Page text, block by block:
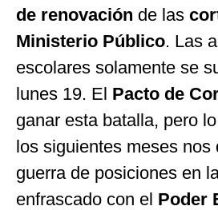
de renovación de las
Ministerio Público. Las
escolares solamente se
lunes 19. El Pacto de
ganar esta batalla, pero
los siguientes meses nos
guerra de posiciones en
enfrascado con el Poder